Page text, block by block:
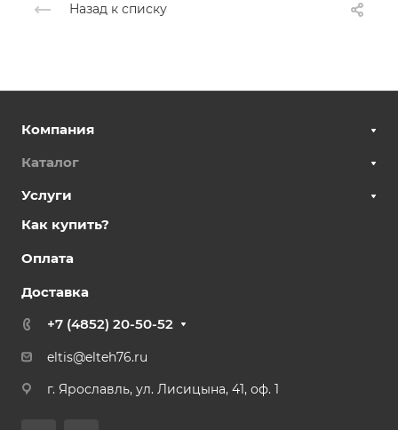
Назад к списку
Компания
Каталог
Услуги
Как купить?
Оплата
Доставка
+7 (4852) 20-50-52
eltis@elteh76.ru
г. Ярославль, ул. Лисицына, 41, оф. 1